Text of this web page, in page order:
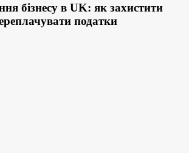
бізнесу в UK: як захистити
податки